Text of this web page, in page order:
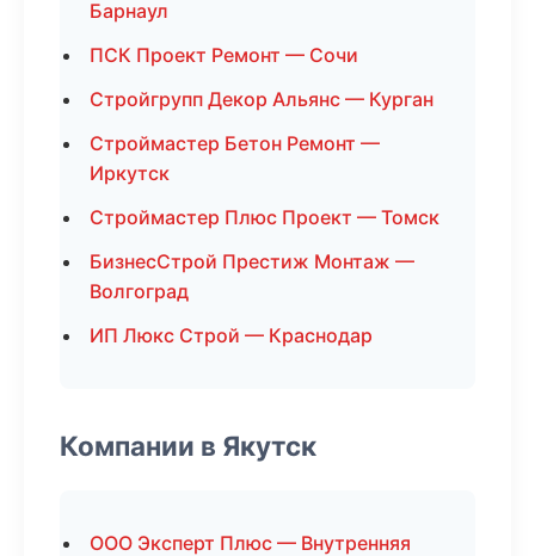
Барнаул
ПСК Проект Ремонт — Сочи
Стройгрупп Декор Альянс — Курган
Строймастер Бетон Ремонт —
Иркутск
Строймастер Плюс Проект — Томск
БизнесСтрой Престиж Монтаж —
Волгоград
ИП Люкс Строй — Краснодар
Компании в Якутск
ООО Эксперт Плюс — Внутренняя